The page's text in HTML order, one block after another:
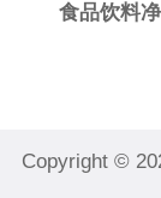
食品饮料
Copyright ©